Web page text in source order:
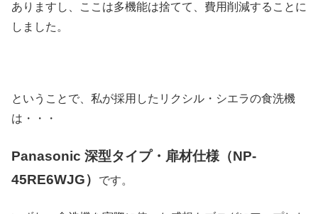
ありますし、ここは多機能は捨てて、費用削減することに
しました。
ということで、私が採用したリクシル・シエラの食洗機
は・・・
Panasonic 深型タイプ・扉材仕様（NP-
45RE6WJG）
です。